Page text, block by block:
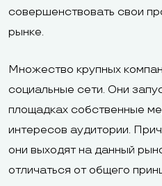
совершенствовать свои
рынке.
Множество крупных
социальные сети. Они
площадках собственные
интересов аудитории.
они выходят на данный
отличаться от общего